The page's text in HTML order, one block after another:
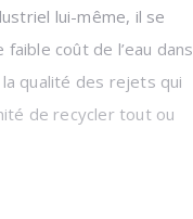
lui-même, il se
coût de l’eau dans
qualité des rejets qui
de recycler tout ou